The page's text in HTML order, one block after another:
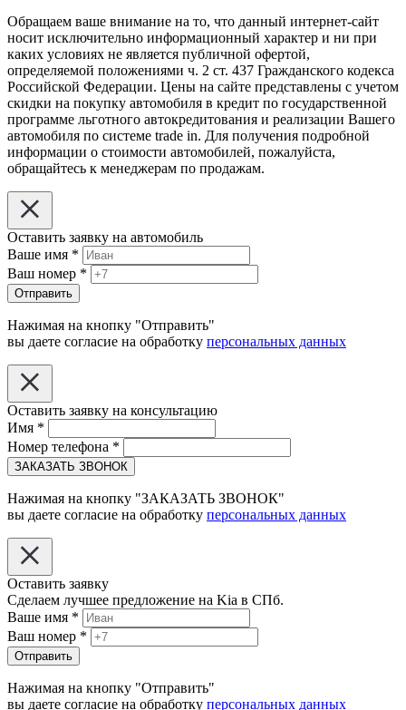
Обращаем ваше внимание на то, что данный интернет-сайт
носит исключительно информационный характер и ни при
каких условиях не является публичной офертой,
определяемой положениями ч. 2 ст. 437 Гражданского кодекса
Российской Федерации. Цены на сайте представлены с учетом
скидки на покупку автомобиля в кредит по государственной
программе льготного автокредитования и реализации Вашего
автомобиля по системе trade in. Для получения подробной
информации о стоимости автомобилей, пожалуйста,
обращайтесь к менеджерам по продажам.
Оставить заявку на автомобиль
Ваше имя *
Ваш номер *
Отправить
Нажимая на кнопку "Отправить"
вы даете согласие на обработку персональных данных
Оставить заявку на консультацию
Имя *
Номер телефона *
ЗАКАЗАТЬ ЗВОНОК
Нажимая на кнопку "ЗАКАЗАТЬ ЗВОНОК"
вы даете согласие на обработку персональных данных
Оставить заявку
Сделаем лучшее предложение на Kia в СПб.
Ваше имя *
Ваш номер *
Отправить
Нажимая на кнопку "Отправить"
вы даете согласие на обработку персональных данных